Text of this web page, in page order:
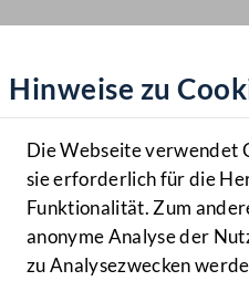
Hilfe
Benutzer
Navigationsmenü
MENÜ
Hinweise zu
Die Webseite verwendet
sie erforderlich für die
Funktionalität. Zum
anonyme Analyse der
zu Analysezwecken
Ausschussberatungen NR